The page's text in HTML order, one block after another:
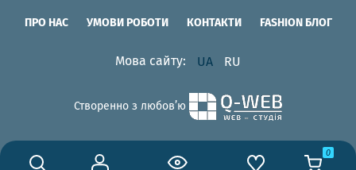
ПРО НАС УМОВИ РОБОТИ КОНТАКТИ FASHION БЛОГ
Мова сайту: UA RU
Створенно з любов’ю
0